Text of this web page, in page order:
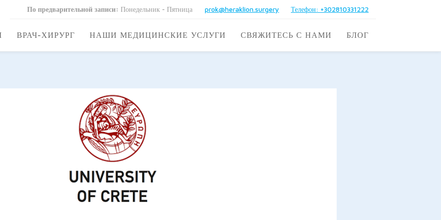
По предварительной записи: Понедельник - Пятница prok@heraklion.surgery Телефон: +302810331222
ВРАЧ-ХИРУРГ НАШИ МЕДИЦИНСКИЕ УСЛУГИ СВЯЖИТЕСЬ С НАМИ БЛОГ